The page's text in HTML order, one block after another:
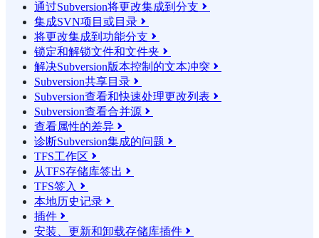
通过Subversion将更改集成到分支 
集成SVN项目或目录 
将更改集成到功能分支 
锁定和解锁文件和文件夹 
解决Subversion版本控制的文本冲突 
Subversion共享目录 
Subversion查看和快速处理更改列表 
Subversion查看合并源 
查看属性的差异 
诊断Subversion集成的问题 
TFS工作区 
从TFS存储库签出 
TFS签入 
本地历史记录 
插件 
安装、更新和卸载存储库插件 